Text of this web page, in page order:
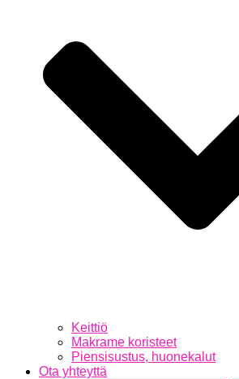
Keittiö
Makrame koristeet
Piensisustus, huonekalut
Ota yhteyttä